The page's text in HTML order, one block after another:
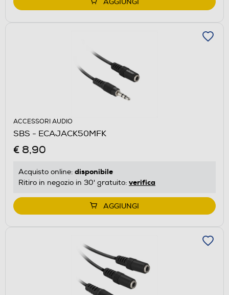
ACCESSORI AUDIO
SBS - ECAJACK50MFK
€ 8,90
Acquisto online: disponibile
Ritiro in negozio in 30' gratuito: verifica
AGGIUNGI